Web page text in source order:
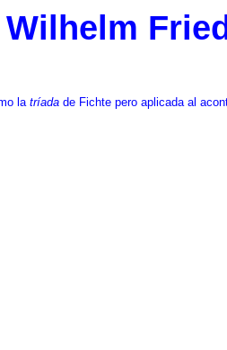
latríada de Fichte pero aplicada al